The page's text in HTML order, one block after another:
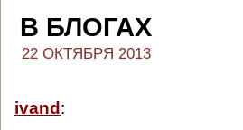
В БЛОГАХ
22 ОКТЯБРЯ 2013
ivand :